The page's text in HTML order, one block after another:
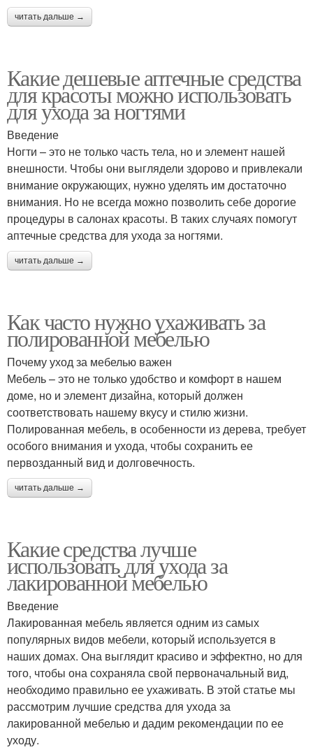
читать дальше →
Какие дешевые аптечные средства
для красоты можно использовать
для ухода за ногтями
Введение
Ногти – это не только часть тела, но и элемент нашей
внешности. Чтобы они выглядели здорово и привлекали
внимание окружающих, нужно уделять им достаточно
внимания. Но не всегда можно позволить себе дорогие
процедуры в салонах красоты. В таких случаях помогут
аптечные средства для ухода за ногтями.
читать дальше →
Как часто нужно ухаживать за
полированной мебелью
Почему уход за мебелью важен
Мебель – это не только удобство и комфорт в нашем
доме, но и элемент дизайна, который должен
соответствовать нашему вкусу и стилю жизни.
Полированная мебель, в особенности из дерева, требует
особого внимания и ухода, чтобы сохранить ее
первозданный вид и долговечность.
читать дальше →
Какие средства лучше
использовать для ухода за
лакированной мебелью
Введение
Лакированная мебель является одним из самых
популярных видов мебели, который используется в
наших домах. Она выглядит красиво и эффектно, но для
того, чтобы она сохраняла свой первоначальный вид,
необходимо правильно ее ухаживать. В этой статье мы
рассмотрим лучшие средства для ухода за
лакированной мебелью и дадим рекомендации по ее
уходу.